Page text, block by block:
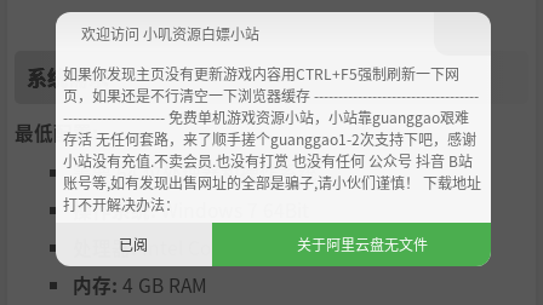
系统需求
最低配置:
需要 64 位处理器和操作系统
操作系统:Windows 7 64Bit
处理器:Intel Core i5-3470 | AMD FX-6300
内存: 4 GB RAM
欢迎访问 小叽资源白嫖小站
如果你发现主页没有更新游戏内容用CTRL+F5强制刷新一下网
页，如果还是不行清空一下浏览器缓存 ----------------------------------
--------------------- 免费单机游戏资源小站，小站靠guanggao艰难
存活 无任何套路，来了顺手搓个guanggao1-2次支持下吧，感谢
小站没有充值.不卖会员.也没有打赏 也没有任何 公众号 抖音 B站
账号等,如有发现出售网址的全部是骗子,请小伙们谨慎！ 下载地址
打不开解决办法：
已阅
关于阿里云盘无文件